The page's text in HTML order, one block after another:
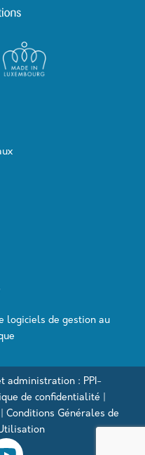
logiciels de gestion au
administration : PPI-
de confidentialité
Conditions Générales de